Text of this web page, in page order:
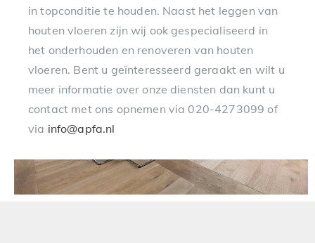
in topconditie te houden. Naast het leggen van
houten vloeren zijn wij ook gespecialiseerd in
het onderhouden en renoveren van houten
vloeren. Bent u geïnteresseerd geraakt en wilt u
meer informatie over onze diensten dan kunt u
contact met ons opnemen via 020-4273099 of
via info@apfa.nl